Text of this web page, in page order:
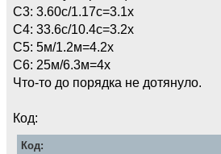
C3: 3.60с/1.17с=3.1х
C4: 33.6с/10.4с=3.2х
C5: 5м/1.2м=4.2х
C6: 25м/6.3м=4х
Что-то до порядка не дотянуло.
Код:
Код: